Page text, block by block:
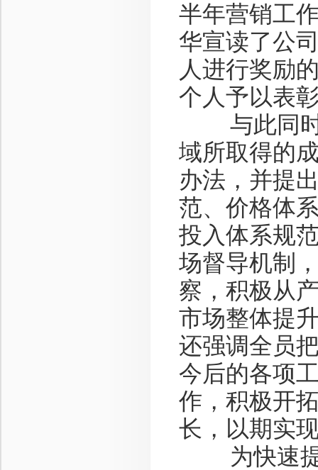
半年营销工
华宣读了公
人进行奖励
个人予以表
与此同时
域所取得的
办法，并提
范、价格体
投入体系规
场督导机制
察，积极从
市场整体提
还强调全员
今后的各项
作，积极开
长，以期实
为快速提